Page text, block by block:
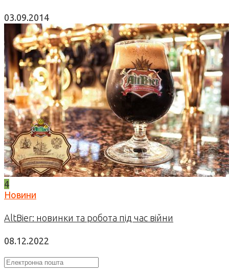
03.09.2014
4
Новини
AltBier: новинки та робота під час війни
08.12.2022